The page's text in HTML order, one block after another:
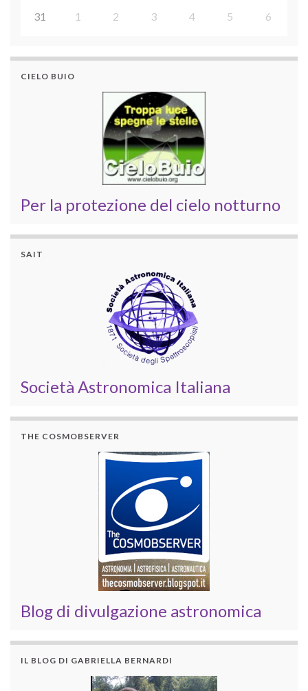
31 1 2 3 4 5 6
CIELO BUIO
Per la protezione del cielo notturno
SAIT
Società Astronomica Italiana
THE COSMOBSERVER
Blog di divulgazione astronomica
IL BLOG DI GABRIELLA BERNARDI